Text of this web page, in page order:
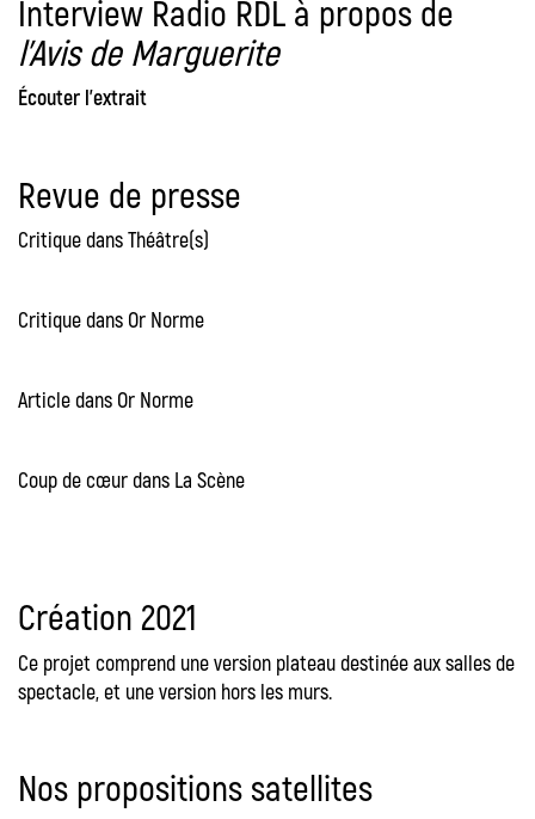
Interview Radio RDL à propos de
l’Avis de Marguerite
Écouter l’extrait
Revue de presse
Critique dans Théâtre(s)
Critique dans Or Norme
Article dans Or Norme
Coup de cœur dans La Scène
Création 2021
Ce projet comprend une version plateau destinée aux salles de
spectacle, et une version hors les murs.
Nos propositions satellites